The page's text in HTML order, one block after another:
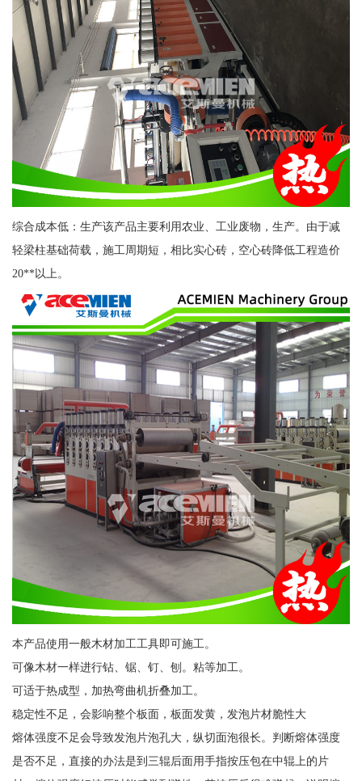
综合成本低：生产该产品主要利用农业、工业废物，生产。由于减
轻梁柱基础荷载，施工周期短，相比实心砖，空心砖降低工程造价
20**以上。
本产品使用一般木材加工工具即可施工。
可像木材一样进行钻、锯、钉、刨。粘等加工。
可适于热成型，加热弯曲机折叠加工。
稳定性不足，会影响整个板面，板面发黄，发泡片材脆性大
熔体强度不足会导致发泡片泡孔大，纵切面泡很长。判断熔体强度
是否不足，直接的办法是到三辊后面用手指按压包在中辊上的片